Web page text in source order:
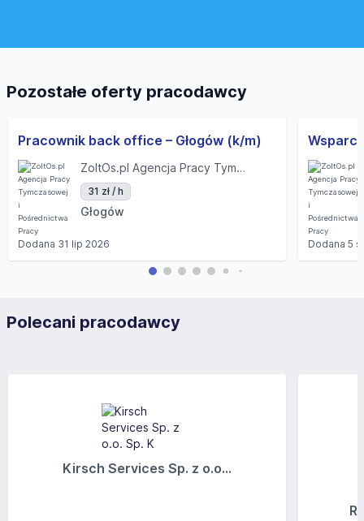
Pozostałe oferty pracodawcy
Pracownik back office – Głogów (k/m)
ZoltOs.pl Agencja Pracy Tymczasowej i Pośrednictwa Pracy
31 zł / h
Głogów
Dodana 31 lip 2026 Dodana5
Polecani pracodawcy
Kirsch Services Sp. z o.o...